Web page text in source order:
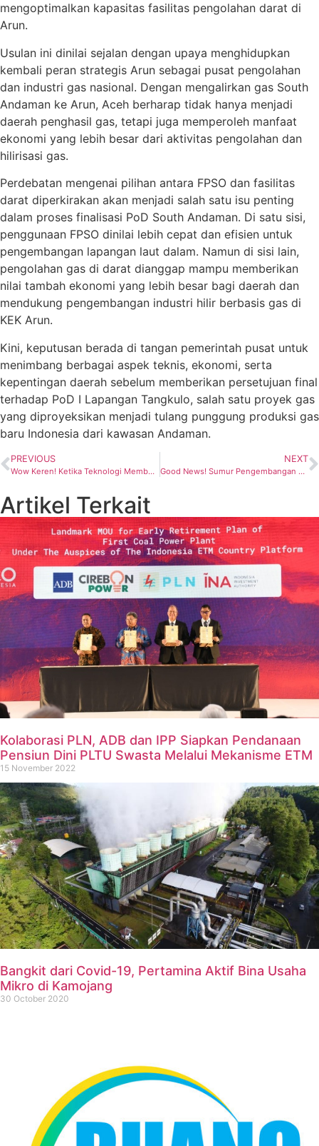
mengoptimalkan kapasitas fasilitas pengolahan darat di
Arun.
Usulan ini dinilai sejalan dengan upaya menghidupkan
kembali peran strategis Arun sebagai pusat pengolahan
dan industri gas nasional. Dengan mengalirkan gas South
Andaman ke Arun, Aceh berharap tidak hanya menjadi
daerah penghasil gas, tetapi juga memperoleh manfaat
ekonomi yang lebih besar dari aktivitas pengolahan dan
hilirisasi gas.
Perdebatan mengenai pilihan antara FPSO dan fasilitas
darat diperkirakan akan menjadi salah satu isu penting
dalam proses finalisasi PoD South Andaman. Di satu sisi,
penggunaan FPSO dinilai lebih cepat dan efisien untuk
pengembangan lapangan laut dalam. Namun di sisi lain,
pengolahan gas di darat dianggap mampu memberikan
nilai tambah ekonomi yang lebih besar bagi daerah dan
mendukung pengembangan industri hilir berbasis gas di
KEK Arun.
Kini, keputusan berada di tangan pemerintah pusat untuk
menimbang berbagai aspek teknis, ekonomi, serta
kepentingan daerah sebelum memberikan persetujuan final
terhadap PoD I Lapangan Tangkulo, salah satu proyek gas
yang diproyeksikan menjadi tulang punggung produksi gas
baru Indonesia dari kawasan Andaman.
PREVIOUS
Wow Keren! Ketika Teknologi Membuka Rahasia Perut Bumi Indonesia
NEXT
Good News! Sumur Pengembangan PHR Hasilkan 903 BOPD dengan Biaya Jauh di Bawah Anggaran
Artikel Terkait
Kolaborasi PLN, ADB dan IPP Siapkan Pendanaan
Pensiun Dini PLTU Swasta Melalui Mekanisme ETM
15 November 2022
Bangkit dari Covid-19, Pertamina Aktif Bina Usaha
Mikro di Kamojang
30 October 2020